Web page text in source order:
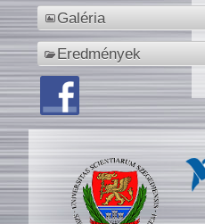
Galéria
Eredmények